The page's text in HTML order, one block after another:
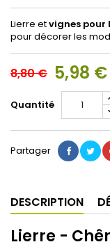
Lierre etvignes pour
pour décorer les
8,80 € 5,98 €
Quantité
Partager
DESCRIPTION
Lierre -